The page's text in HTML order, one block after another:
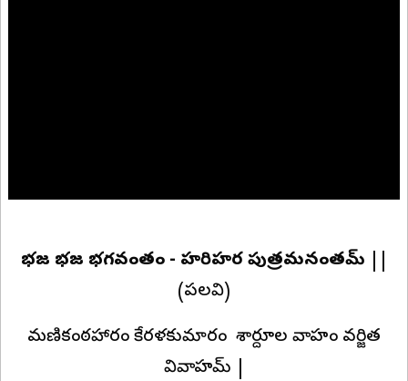
భజ భజరే భగవంతం - హరిహర పుత్రమనంతమ్‌
(పల్లవి)
మణికంఠహారం కేరళకుమారం శార్దూల వాహం వర్జిత
వివాహమ్‌ |